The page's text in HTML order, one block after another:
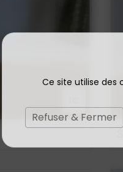
Ce site utilise des
Refuser & Fermer